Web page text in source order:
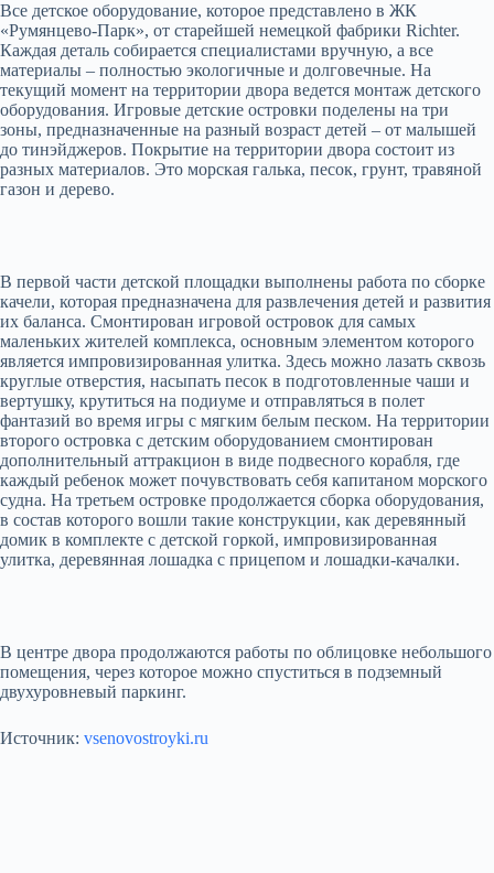
Все детское оборудование, которое представлено в ЖК
«Румянцево-Парк», от старейшей немецкой фабрики Richter.
Каждая деталь собирается специалистами вручную, а все
материалы – полностью экологичные и долговечные. На
текущий момент на территории двора ведется монтаж детского
оборудования. Игровые детские островки поделены на три
зоны, предназначенные на разный возраст детей – от малышей
до тинэйджеров. Покрытие на территории двора состоит из
разных материалов. Это морская галька, песок, грунт, травяной
газон и дерево.
В первой части детской площадки выполнены работа по сборке
качели, которая предназначена для развлечения детей и развития
их баланса. Смонтирован игровой островок для самых
маленьких жителей комплекса, основным элементом которого
является импровизированная улитка. Здесь можно лазать сквозь
круглые отверстия, насыпать песок в подготовленные чаши и
вертушку, крутиться на подиуме и отправляться в полет
фантазий во время игры с мягким белым песком. На территории
второго островка с детским оборудованием смонтирован
дополнительный аттракцион в виде подвесного корабля, где
каждый ребенок может почувствовать себя капитаном морского
судна. На третьем островке продолжается сборка оборудования,
в состав которого вошли такие конструкции, как деревянный
домик в комплекте с детской горкой, импровизированная
улитка, деревянная лошадка с прицепом и лошадки-качалки.
В центре двора продолжаются работы по облицовке небольшого
помещения, через которое можно спуститься в подземный
двухуровневый паркинг.
Источник: vsenovostroyki.ru